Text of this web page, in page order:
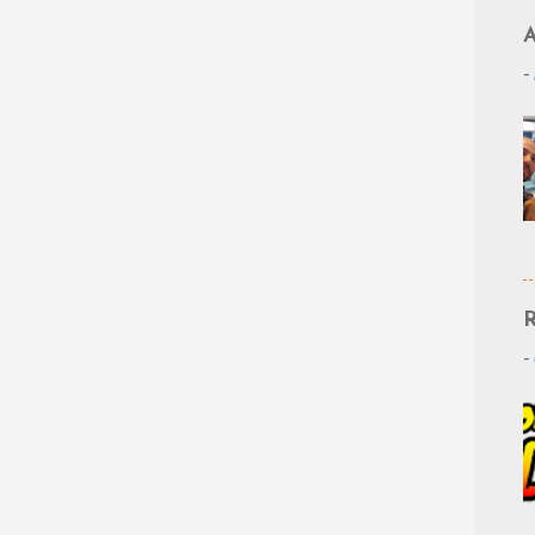
-
-